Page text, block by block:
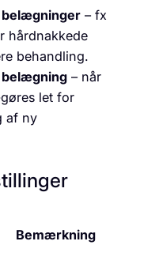
belægninger – fx
hårdnakkede
behandling.
belægning – når
let for
af ny
Bemærkning